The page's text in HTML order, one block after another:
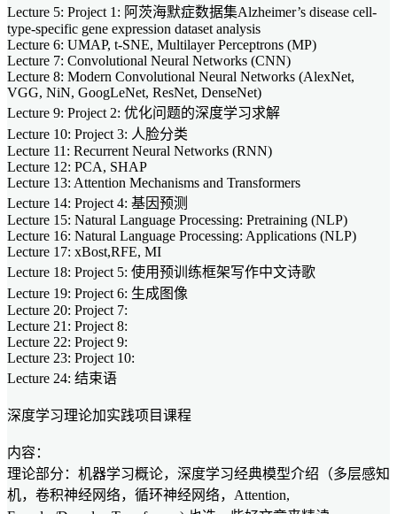
Lecture 5: Project 1: 阿茨海默症数据集Alzheimer’s disease cell-
type-specific gene expression dataset analysis
Lecture 6: UMAP, t-SNE, Multilayer Perceptrons (MP)
Lecture 7: Convolutional Neural Networks (CNN)
Lecture 8: Modern Convolutional Neural Networks (AlexNet,
VGG, NiN, GoogLeNet, ResNet, DenseNet)
Lecture 9: Project 2: 优化问题的深度学习求解
Lecture 10: Project 3: 人脸分类
Lecture 11: Recurrent Neural Networks (RNN)
Lecture 12: PCA, SHAP
Lecture 13: Attention Mechanisms and Transformers
Lecture 14: Project 4: 基因预测
Lecture 15: Natural Language Processing: Pretraining (NLP)
Lecture 16: Natural Language Processing: Applications (NLP)
Lecture 17: xBost,RFE, MI
Lecture 18: Project 5: 使用预训练框架写作中文诗歌
Lecture 19: Project 6: 生成图像
Lecture 20: Project 7:
Lecture 21: Project 8:
Lecture 22: Project 9:
Lecture 23: Project 10:
Lecture 24: 结束语
深度学习理论加实践项目课程
内容：
理论部分：机器学习概论，深度学习经典模型介绍（多层感知
机，卷积神经网络，循环神经网络，Attention,